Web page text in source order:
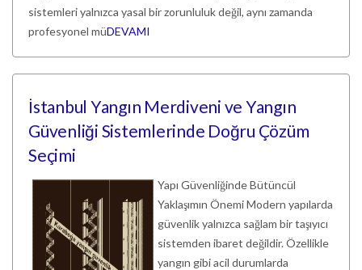
sistemleri yalnızca yasal bir zorunluluk değil, aynı zamanda
profesyonel müDEVAMI
İstanbul Yangın Merdiveni ve Yangın
Güvenliği Sistemlerinde Doğru Çözüm
Seçimi
Yapı Güvenliğinde Bütüncül
Yaklaşımın Önemi Modern yapılarda
güvenlik yalnızca sağlam bir taşıyıcı
sistemden ibaret değildir. Özellikle
yangın gibi acil durumlarda